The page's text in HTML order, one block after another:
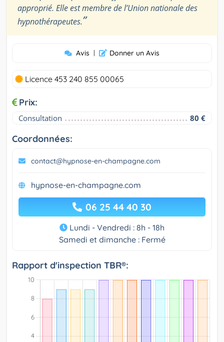
approprié. Elle est membre de l’Union nationale des
hypnothérapeutes.”
Avis | Donner un Avis
Licence 453 240 855 00065
Prix:
Consultation 80 €
Coordonnées:
contact@hypnose-en-champagne.com
hypnose-en-champagne.com
06 25 44 40 30
Lundi - Vendredi : 8h - 18h
Samedi et dimanche : Fermé
Rapport d'inspection TBR®: